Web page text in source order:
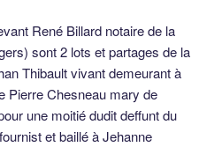
René Billard notaire de la
sont 2 lots et partages de la
Thibault vivant demeurant à
Pierre Chesneau mary de
une moitié dudit deffunt du
et baillé à Jehanne